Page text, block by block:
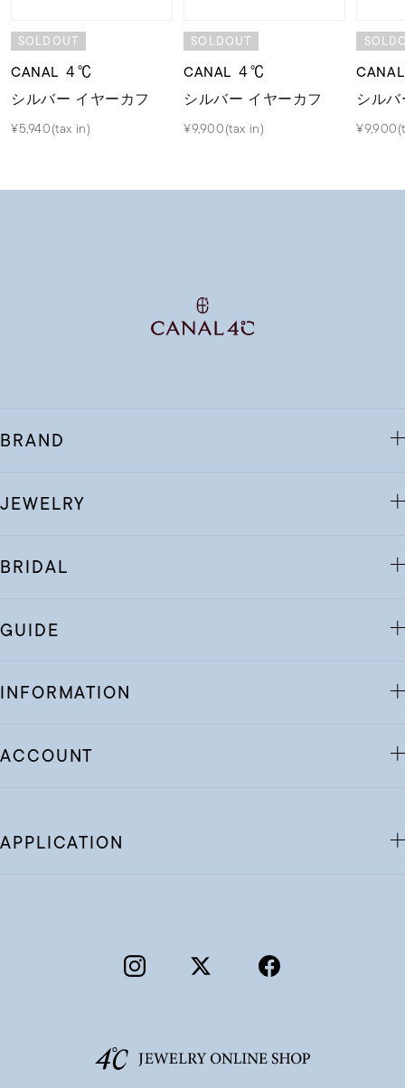
SOLDOUT
CANAL ４℃
シルバー イヤーカフ
¥5,940(tax in)
SOLDOUT
CANAL ４℃
シルバー イヤーカフ
¥9,900(tax in)
シル
BRAND
JEWELRY
BRIDAL
GUIDE
INFORMATION
ACCOUNT
APPLICATION